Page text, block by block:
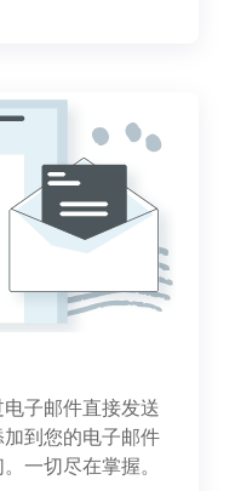
子邮件直接发送
到您的电子邮件
一切尽在掌握。